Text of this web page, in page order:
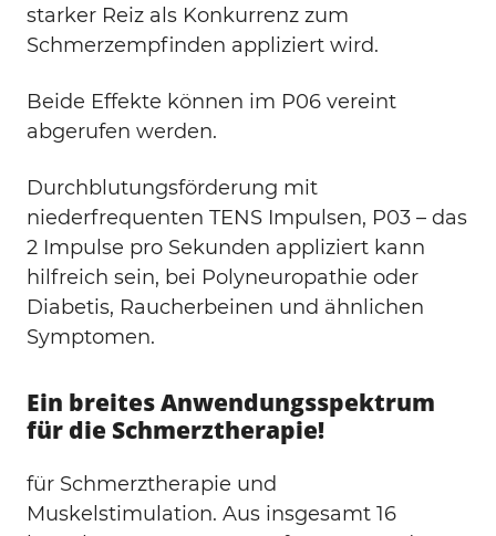
starker Reiz als Konkurrenz zum
Schmerzempfinden appliziert wird.
Beide Effekte können im P06 vereint
abgerufen werden.
Durchblutungsförderung mit
niederfrequenten TENS Impulsen, P03 – das
2 Impulse pro Sekunden appliziert kann
hilfreich sein, bei Polyneuropathie oder
Diabetis, Raucherbeinen und ähnlichen
Symptomen.
Ein breites Anwendungsspektrum
für die Schmerztherapie!
für Schmerztherapie und
Muskelstimulation. Aus insgesamt 16